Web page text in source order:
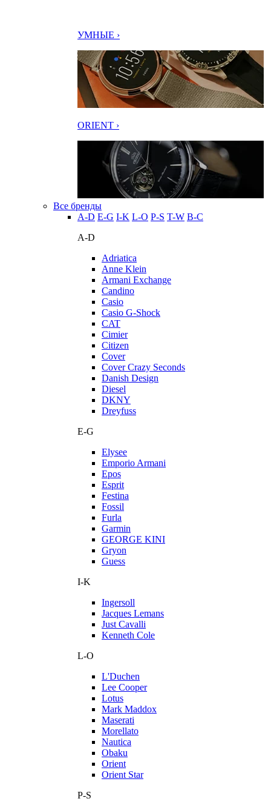
УМНЫЕ ›
ORIENT ›
Все бренды
A-D E-G I-K L-O P-S T-W В-С
A-D
Adriatica
Anne Klein
Armani Exchange
Candino
Casio
Casio G-Shock
CAT
Cimier
Citizen
Cover
Cover Crazy Seconds
Danish Design
Diesel
DKNY
Dreyfuss
E-G
Elysee
Emporio Armani
Epos
Esprit
Festina
Fossil
Furla
Garmin
GEORGE KINI
Gryon
Guess
I-K
Ingersoll
Jacques Lemans
Just Cavalli
Kenneth Cole
L-O
L'Duchen
Lee Cooper
Lotus
Mark Maddox
Maserati
Morellato
Nautica
Obaku
Orient
Orient Star
P-S